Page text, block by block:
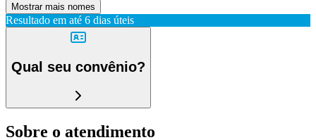
Mostrar mais nomes
Resultado em até 6 dias úteis
Qual seu convênio?
Sobre o atendimento